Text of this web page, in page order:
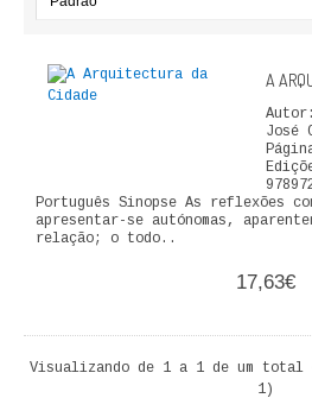
ARQUITECTURA
DIREITO
COSMOS DIREITO
ECONOMIA, GESTÃO,
A
José
Português Sinopse As reflexões
apresentar-se autónomas,
relação; o todo..
17,63€
Visualizando de 1 a 1 de um total
1)